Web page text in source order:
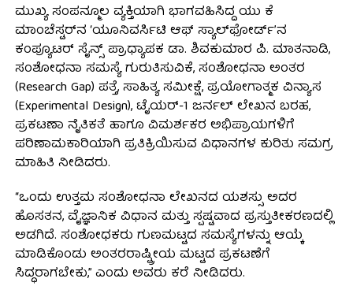
ಮುಖ್ಯ ಸಂಪನ್ಮೂಲ ವ್ಯಕ್ತಿಯಾಗಿ ಭಾಗವಹಿಸಿದ್ದ ಯು ಕೆ
ಮಾಂಚೆಸ್ಟರ್‌ನ ‘ಯೂನಿವರ್ಸಿಟಿ ಆಫ್ ಸ್ಯಾಲ್‌ಫೋರ್ಡ್’ನ
ಕಂಪ್ಯೂಟರ್ ಸೈನ್ಸ್ ಪ್ರಾಧ್ಯಾಪಕ ಡಾ. ಶಿವಕುಮಾರ ಪಿ. ಮಾತನಾಡಿ,
ಸಂಶೋಧನಾ ಸಮಸ್ಯೆ ಗುರುತಿಸುವಿಕೆ, ಸಂಶೋಧನಾ ಅಂತರ
(Research Gap) ಪತ್ತೆ, ಸಾಹಿತ್ಯ ಸಮೀಕ್ಷೆ, ಪ್ರಯೋಗಾತ್ಮಕ ವಿನ್ಯಾಸ
(Experimental Design), ಟೈಯರ್-1 ಜರ್ನಲ್ ಲೇಖನ ಬರಹ,
ಪ್ರಕಟಣಾ ನೈತಿಕತೆ ಹಾಗೂ ವಿಮರ್ಶಕರ ಅಭಿಪ್ರಾಯಗಳಿಗೆ
ಪರಿಣಾಮಕಾರಿಯಾಗಿ ಪ್ರತಿಕ್ರಿಯಿಸುವ ವಿಧಾನಗಳ ಕುರಿತು ಸಮಗ್ರ
ಮಾಹಿತಿ ನೀಡಿದರು.
“ಒಂದು ಉತ್ತಮ ಸಂಶೋಧನಾ ಲೇಖನದ ಯಶಸ್ಸು ಅದರ
ಹೊಸತನ, ವೈಜ್ಞಾನಿಕ ವಿಧಾನ ಮತ್ತು ಸ್ಪಷ್ಟವಾದ ಪ್ರಸ್ತುತೀಕರಣದಲ್ಲಿ
ಅಡಗಿದೆ. ಸಂಶೋಧಕರು ಗುಣಮಟ್ಟದ ಸಮಸ್ಯೆಗಳನ್ನು ಆಯ್ಕೆ
ಮಾಡಿಕೊಂಡು ಅಂತರರಾಷ್ಟ್ರೀಯ ಮಟ್ಟದ ಪ್ರಕಟಣೆಗೆ
ಸಿದ್ಧರಾಗಬೇಕು,” ಎಂದು ಅವರು ಕರೆ ನೀಡಿದರು.